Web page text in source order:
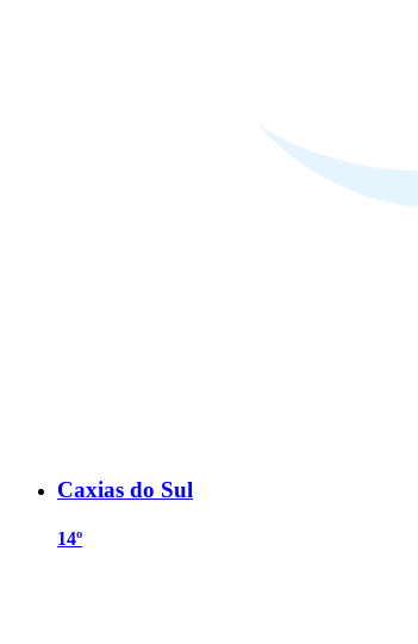
Caxias do Sul
14º